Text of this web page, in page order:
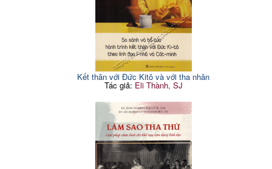
Kết thân với Đức Kitô và với tha nhân
Tác giả: Eli Thành, SJ